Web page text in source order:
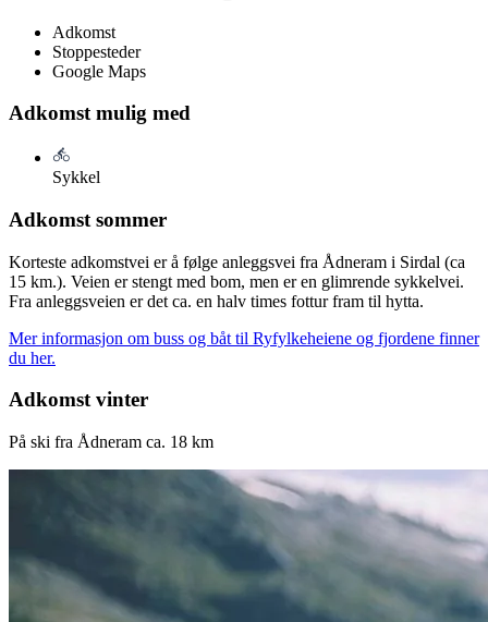
Adkomst
Stoppesteder
Google Maps
Adkomst mulig med
Sykkel
Adkomst sommer
Korteste adkomstvei er å følge anleggsvei fra Ådneram i Sirdal (ca
15 km.). Veien er stengt med bom, men er en glimrende sykkelvei.
Fra anleggsveien er det ca. en halv times fottur fram til hytta.
Mer informasjon om buss og båt til Ryfylkeheiene og fjordene finner
du her.
Adkomst vinter
På ski fra Ådneram ca. 18 km